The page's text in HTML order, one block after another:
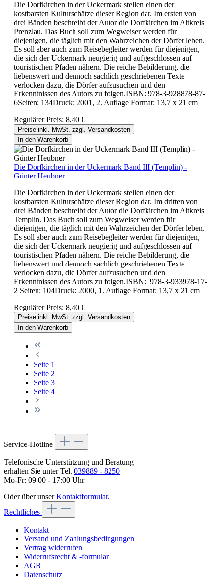
Die Dorfkirchen in der Uckermark stellen einen der
kostbarsten Kulturschätze dieser Region dar. Im ersten von
drei Bänden beschreibt der Autor die Dorfkirchen im Altkreis
Prenzlau. Das Buch soll zum Wegweiser werden für
diejenigen, die täglich mit den Wahrzeichen der Dörfer leben.
Es soll aber auch zum Reisebegleiter werden für diejenigen,
die sich der Uckermark neugierig und aufgeschlossen auf
touristischen Pfaden nähern. Die reiche Bebilderung, die
liebenswert und dennoch sachlich geschriebenen Texte
verlocken dazu, die Dörfer aufzusuchen und den
Erkenntnissen des Autors zu folgen.ISBN: 978-3-928878-87-
6Seiten: 134Druck: 2001, 2. Auflage Format: 13,7 x 21 cm
Regulärer Preis: 8,40 €
Preise inkl. MwSt. zzgl. Versandkosten
In den Warenkorb
Die Dorfkirchen in der Uckermark Band III (Templin) -
Günter Heubner
Die Dorfkirchen in der Uckermark stellen einen der
kostbarsten Kulturschätze dieser Region dar. Im dritten von
drei Bänden beschreibt der Autor die Dorfkirchen im Altkreis
Templin. Das Buch soll zum Wegweiser werden für
diejenigen, die täglich mit den Wahrzeichen der Dörfer leben.
Es soll aber auch zum Reisebegleiter werden für diejenigen,
die sich der Uckermark neugierig und aufgeschlossen auf
touristischen Pfaden nähern. Die reiche Bebilderung, die
liebenswert und dennoch sachlich geschriebenen Texte
verlocken dazu, die Dörfer aufzusuchen und den
Erkenntnissen des Autors zu folgen.ISBN: 978-3-933978-17-
2 Seiten: 104Druck: 2000, 1. Auflage Format: 13,7 x 21 cm
Regulärer Preis: 8,40 €
Preise inkl. MwSt. zzgl. Versandkosten
In den Warenkorb
Seite 1
Seite 2
Seite 3
Seite 4
Service-Hotline
Telefonische Unterstützung und Beratung
erhalten Sie unter Tel. 039889 - 8250
Mo-Fr: 09:00 - 17:00 Uhr
Oder über unserKontaktformular.
Rechtliches
Kontakt
Versand und Zahlungsbedingungen
Vertrag widerrufen
Widerrufsrecht & -formular
AGB
Datenschutz